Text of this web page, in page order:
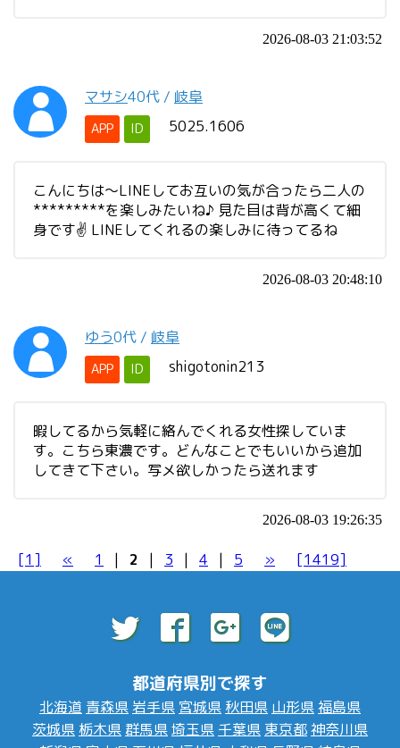
2026-08-03 21:03:52
マサシ40代 / 岐阜
APP ID 5025.1606
こんにちは〜LINEしてお互いの気が合ったら二人の
*********を楽しみたいね♪ 見た目は背が高くて細
身です✌️ LINEしてくれるの楽しみに待ってるね
2026-08-03 20:48:10
ゆう0代 / 岐阜
APP ID shigotonin213
暇してるから気軽に絡んでくれる女性探していま
す。こちら東濃です。どんなことでもいいから追加
してきて下さい。写メ欲しかったら送れます
2026-08-03 19:26:35
[1] « 1 | 2 | 3 | 4 | 5 » [1419]
都道府県別で探す
北海道 青森県 岩手県 宮城県 秋田県 山形県福島県
茨城県 栃木県群馬県埼玉県 千葉県 東京都神奈川県